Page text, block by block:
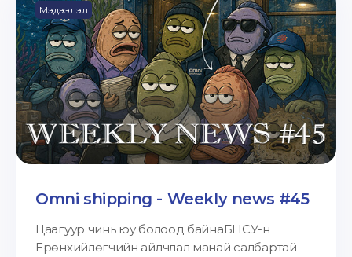
Мэдээлэл
Omni shipping - Weekly news #45
Цаагуур чинь юу болоод байнаБНСУ-н
Ерөнхийлөгчийн айлчлал манай салбартай